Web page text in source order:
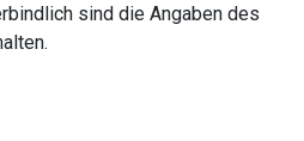
sind die Angaben des